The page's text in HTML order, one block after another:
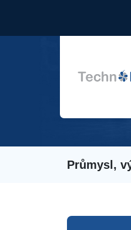
Průmysl,